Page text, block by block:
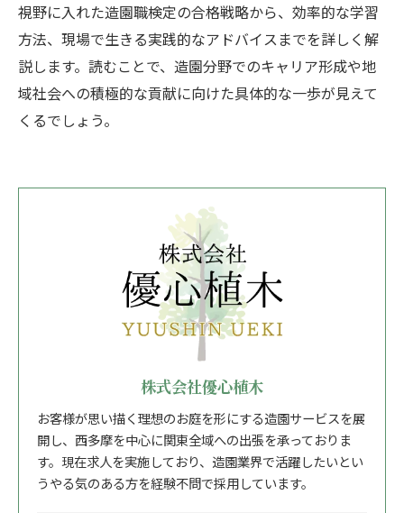
視野に入れた造園職検定の合格戦略から、効率的な学習
方法、現場で生きる実践的なアドバイスまでを詳しく解
説します。読むことで、造園分野でのキャリア形成や地
域社会への積極的な貢献に向けた具体的な一歩が見えて
くるでしょう。
株式会社優心植木
お客様が思い描く理想のお庭を形にする造園サービスを展
開し、西多摩を中心に関東全域への出張を承っておりま
す。現在求人を実施しており、造園業界で活躍したいとい
うやる気のある方を経験不問で採用しています。